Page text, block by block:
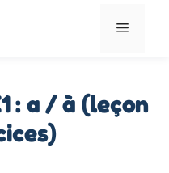
Menu
: a / à (leçon